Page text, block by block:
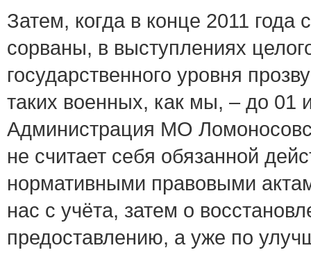
Затем, когда в конце 2011
сорваны, в выступлениях
государственного уровня
таких военных, как мы, – до 01
Администрация МО
не считает себя обязанной
нормативными правовыми
нас с учёта, затем о
предоставлению, а уже по